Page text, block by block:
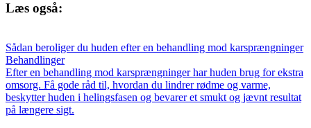
Læs også:
Sådan beroliger du huden efter en behandling mod karsprængninger
Behandlinger
Efter en behandling mod karsprængninger har huden brug for ekstra
omsorg. Få gode råd til, hvordan du lindrer rødme og varme,
beskytter huden i helingsfasen og bevarer et smukt og jævnt resultat
på længere sigt.